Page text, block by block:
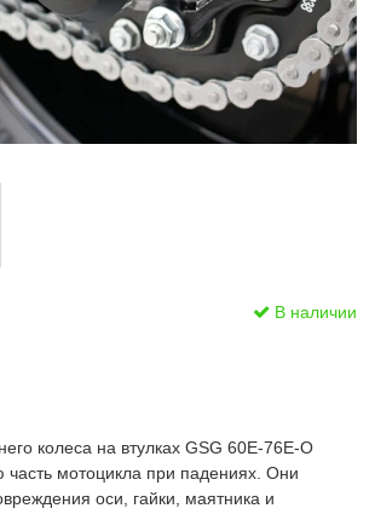
В наличии
колеса на втулках GSG 60E-76E-O
мотоцикла при падениях. Они
оси, гайки, маятника и